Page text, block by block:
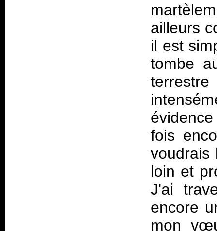
ailleurs
il est
tombe
fois
voudrais
loin et
J'ai
encore
mon